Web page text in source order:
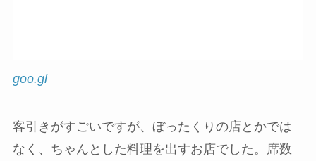
goo.gl
客引きがすごいですが、ぼったくりの店とかでは
なく、ちゃんとした料理を出すお店でした。席数